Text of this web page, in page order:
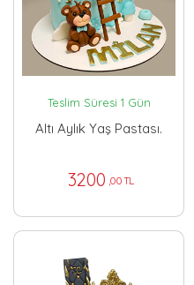
Teslim Süresi 1 Gün
Altı Aylık Yaş Pastası.
3200 ,00 TL